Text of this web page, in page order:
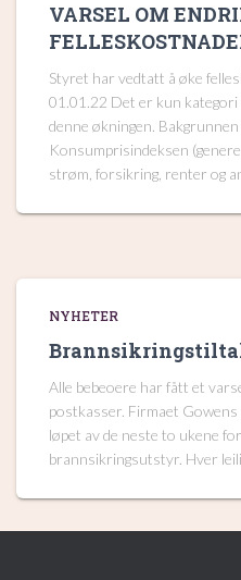
VARSEL OM
Styret har vedtatt å øke
01.01.22 Det er kun
denne økningen.
Konsumprisindeksen
strøm, forsikring, renter og
NYHETER
Alle bebeoere har fått et
postkasser. Firmaet
løpet av de neste to ukene
brannsikringsutstyr. Hver